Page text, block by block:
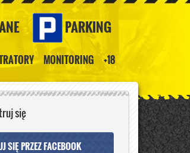
PARKING
MONITORING +18
się
SIĘ PRZEZ FACEBOOK